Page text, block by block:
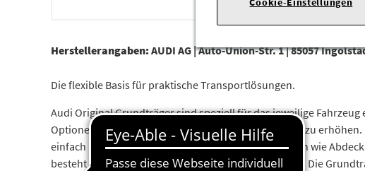
Herstellerangaben: AUDI AG |Auto-Union-Str. 1 |85057
Die flexible Basis für praktische Transportlösungen.
Audi Original Grundträger sind speziell für das jeweilige
Optionen, die Transportmöglichkeiten des Fahrzeugs zu
einfach montiert werden. Die verwendeten Materialien wie
besteht aus hochwertig beschichteten Stahlbauteilen. Die